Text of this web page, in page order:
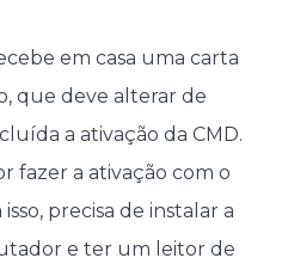
em casa uma carta
que deve alterar de
a ativação da CMD.
fazer a ativação com o
precisa de instalar a
e ter um leitor de